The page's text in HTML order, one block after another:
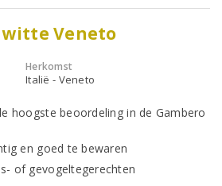
Veneto
Herkomst
Italië - Veneto
hoogste beoordeling in de Gambero
en goed te bewaren
of gevogeltegerechten